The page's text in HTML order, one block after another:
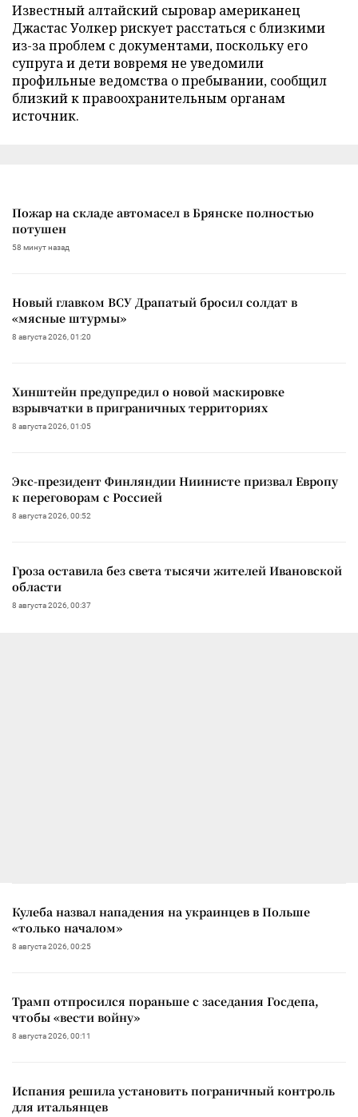
Известный алтайский сыровар американец
Джастас Уолкер рискует расстаться с близкими
из-за проблем с документами, поскольку его
супруга и дети вовремя не уведомили
профильные ведомства о пребывании, сообщил
близкий к правоохранительным органам
источник.
Пожар на складе автомасел в Брянске полностью
потушен
58 минут назад
Новый главком ВСУ Драпатый бросил солдат в
«мясные штурмы»
8 августа 2026, 01:20
Хинштейн предупредил о новой маскировке
взрывчатки в приграничных территориях
8 августа 2026, 01:05
Экс-президент Финляндии Ниинисте призвал Европу
к переговорам с Россией
8 августа 2026, 00:52
Гроза оставила без света тысячи жителей Ивановской
области
8 августа 2026, 00:37
Кулеба назвал нападения на украинцев в Польше
«только началом»
8 августа 2026, 00:25
Трамп отпросился пораньше с заседания Госдепа,
чтобы «вести войну»
8 августа 2026, 00:11
Испания решила установить пограничный контроль
для итальянцев